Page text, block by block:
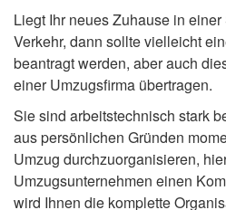
Liegt Ihr neues Zuhause in
Verkehr, dann sollte vielleicht
beantragt werden, aber auch
einer Umzugsfirma übertragen.
Sie sind arbeitstechnisch stark
aus persönlichen Gründen
Umzug durchzuorganisieren,
Umzugsunternehmen einen
wird Ihnen die komplette